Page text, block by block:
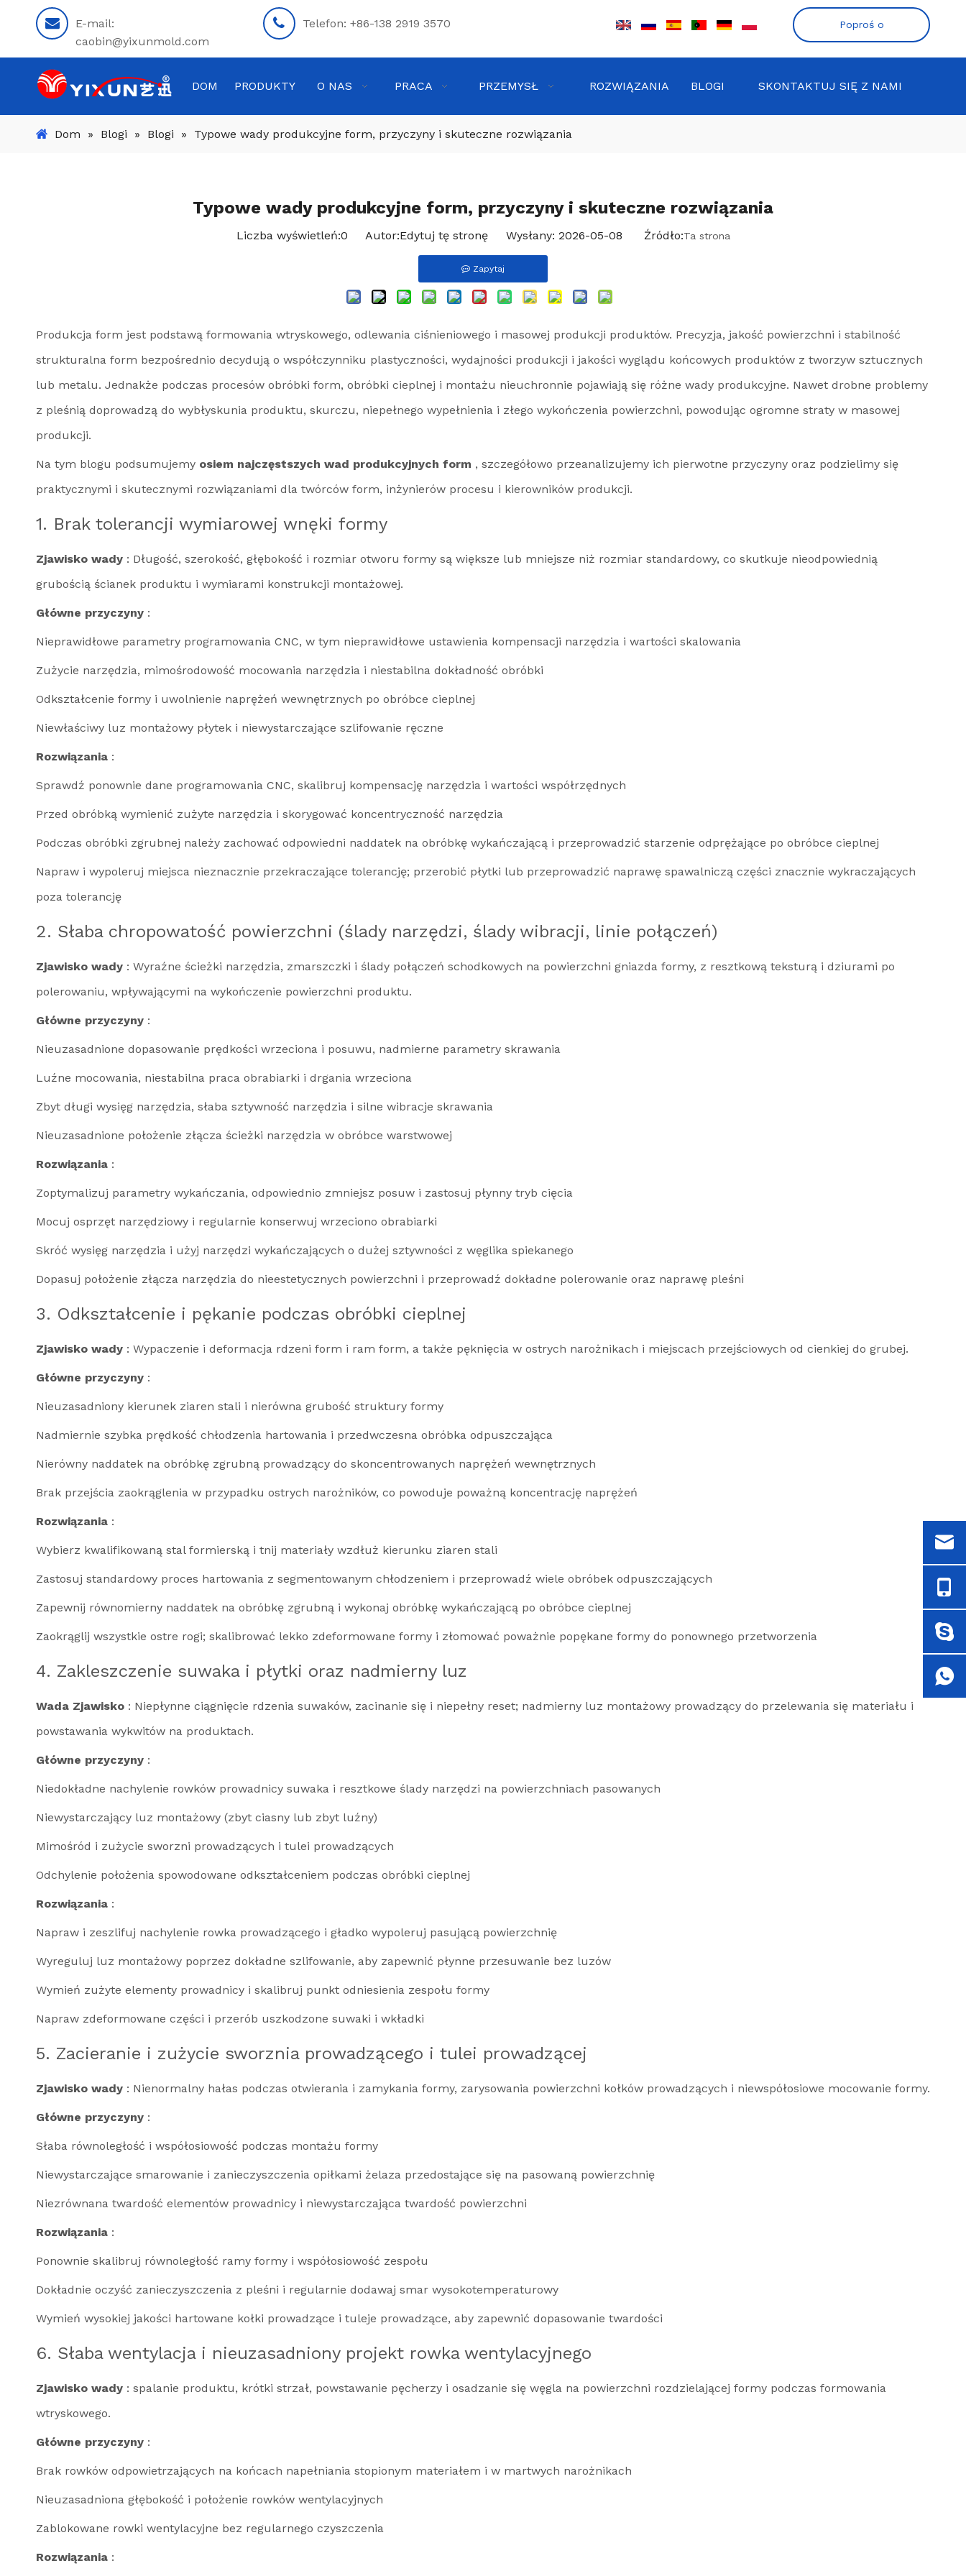
E-mail:
caobin@yixunmold.com
Telefon: +86-138 2919 3570 Poproś o
wycenę
DOM PRODUKTY O NAS PRACA PRZEMYSŁ ROZWIĄZANIA BLOGI SKONTAKTUJ SIĘ Z NAMI
Dom » Blogi » Blogi » Typowe wady produkcyjne form, przyczyny i skuteczne rozwiązania
Typowe wady produkcyjne form, przyczyny i skuteczne rozwiązania
Liczba wyświetleń:0 Autor:Edytuj tę stronę Wysłany: 2026-05-08 Źródło:Ta strona
Zapytaj
Produkcja form jest podstawą formowania wtryskowego, odlewania ciśnieniowego i masowej produkcji produktów. Precyzja, jakość powierzchni i stabilność
strukturalna form bezpośrednio decydują o współczynniku plastyczności, wydajności produkcji i jakości wyglądu końcowych produktów z tworzyw sztucznych
lub metalu. Jednakże podczas procesów obróbki form, obróbki cieplnej i montażu nieuchronnie pojawiają się różne wady produkcyjne. Nawet drobne problemy
z pleśnią doprowadzą do wybłyskunia produktu, skurczu, niepełnego wypełnienia i złego wykończenia powierzchni, powodując ogromne straty w masowej
produkcji.
Na tym blogu podsumujemy osiem najczęstszych wad produkcyjnych form , szczegółowo przeanalizujemy ich pierwotne przyczyny oraz podzielimy się
praktycznymi i skutecznymi rozwiązaniami dla twórców form, inżynierów procesu i kierowników produkcji.
1. Brak tolerancji wymiarowej wnęki formy
Zjawisko wady : Długość, szerokość, głębokość i rozmiar otworu formy są większe lub mniejsze niż rozmiar standardowy, co skutkuje nieodpowiednią
grubością ścianek produktu i wymiarami konstrukcji montażowej.
Główne przyczyny :
Nieprawidłowe parametry programowania CNC, w tym nieprawidłowe ustawienia kompensacji narzędzia i wartości skalowania
Zużycie narzędzia, mimośrodowość mocowania narzędzia i niestabilna dokładność obróbki
Odkształcenie formy i uwolnienie naprężeń wewnętrznych po obróbce cieplnej
Niewłaściwy luz montażowy płytek i niewystarczające szlifowanie ręczne
Rozwiązania :
Sprawdź ponownie dane programowania CNC, skalibruj kompensację narzędzia i wartości współrzędnych
Przed obróbką wymienić zużyte narzędzia i skorygować koncentryczność narzędzia
Podczas obróbki zgrubnej należy zachować odpowiedni naddatek na obróbkę wykańczającą i przeprowadzić starzenie odprężające po obróbce cieplnej
Napraw i wypoleruj miejsca nieznacznie przekraczające tolerancję; przerobić płytki lub przeprowadzić naprawę spawalniczą części znacznie wykraczających
poza tolerancję
2. Słaba chropowatość powierzchni (ślady narzędzi, ślady wibracji, linie połączeń)
Zjawisko wady : Wyraźne ścieżki narzędzia, zmarszczki i ślady połączeń schodkowych na powierzchni gniazda formy, z resztkową teksturą i dziurami po
polerowaniu, wpływającymi na wykończenie powierzchni produktu.
Główne przyczyny :
Nieuzasadnione dopasowanie prędkości wrzeciona i posuwu, nadmierne parametry skrawania
Luźne mocowania, niestabilna praca obrabiarki i drgania wrzeciona
Zbyt długi wysięg narzędzia, słaba sztywność narzędzia i silne wibracje skrawania
Nieuzasadnione położenie złącza ścieżki narzędzia w obróbce warstwowej
Rozwiązania :
Zoptymalizuj parametry wykańczania, odpowiednio zmniejsz posuw i zastosuj płynny tryb cięcia
Mocuj osprzęt narzędziowy i regularnie konserwuj wrzeciono obrabiarki
Skróć wysięg narzędzia i użyj narzędzi wykańczających o dużej sztywności z węglika spiekanego
Dopasuj położenie złącza narzędzia do nieestetycznych powierzchni i przeprowadź dokładne polerowanie oraz naprawę pleśni
3. Odkształcenie i pękanie podczas obróbki cieplnej
Zjawisko wady : Wypaczenie i deformacja rdzeni form i ram form, a także pęknięcia w ostrych narożnikach i miejscach przejściowych od cienkiej do grubej.
Główne przyczyny :
Nieuzasadniony kierunek ziaren stali i nierówna grubość struktury formy
Nadmiernie szybka prędkość chłodzenia hartowania i przedwczesna obróbka odpuszczająca
Nierówny naddatek na obróbkę zgrubną prowadzący do skoncentrowanych naprężeń wewnętrznych
Brak przejścia zaokrąglenia w przypadku ostrych narożników, co powoduje poważną koncentrację naprężeń
Rozwiązania :
Wybierz kwalifikowaną stal formierską i tnij materiały wzdłuż kierunku ziaren stali
Zastosuj standardowy proces hartowania z segmentowanym chłodzeniem i przeprowadź wiele obróbek odpuszczających
Zapewnij równomierny naddatek na obróbkę zgrubną i wykonaj obróbkę wykańczającą po obróbce cieplnej
Zaokrąglij wszystkie ostre rogi; skalibrować lekko zdeformowane formy i złomować poważnie popękane formy do ponownego przetworzenia
4. Zakleszczenie suwaka i płytki oraz nadmierny luz
Wada Zjawisko : Niepłynne ciągnięcie rdzenia suwaków, zacinanie się i niepełny reset; nadmierny luz montażowy prowadzący do przelewania się materiału i
powstawania wykwitów na produktach.
Główne przyczyny :
Niedokładne nachylenie rowków prowadnicy suwaka i resztkowe ślady narzędzi na powierzchniach pasowanych
Niewystarczający luz montażowy (zbyt ciasny lub zbyt luźny)
Mimośród i zużycie sworzni prowadzących i tulei prowadzących
Odchylenie położenia spowodowane odkształceniem podczas obróbki cieplnej
Rozwiązania :
Napraw i zeszlifuj nachylenie rowka prowadzącego i gładko wypoleruj pasującą powierzchnię
Wyreguluj luz montażowy poprzez dokładne szlifowanie, aby zapewnić płynne przesuwanie bez luzów
Wymień zużyte elementy prowadnicy i skalibruj punkt odniesienia zespołu formy
Napraw zdeformowane części i przerób uszkodzone suwaki i wkładki
5. Zacieranie i zużycie sworznia prowadzącego i tulei prowadzącej
Zjawisko wady : Nienormalny hałas podczas otwierania i zamykania formy, zarysowania powierzchni kołków prowadzących i niewspółosiowe mocowanie formy.
Główne przyczyny :
Słaba równoległość i współosiowość podczas montażu formy
Niewystarczające smarowanie i zanieczyszczenia opiłkami żelaza przedostające się na pasowaną powierzchnię
Niezrównana twardość elementów prowadnicy i niewystarczająca twardość powierzchni
Rozwiązania :
Ponownie skalibruj równoległość ramy formy i współosiowość zespołu
Dokładnie oczyść zanieczyszczenia z pleśni i regularnie dodawaj smar wysokotemperaturowy
Wymień wysokiej jakości hartowane kołki prowadzące i tuleje prowadzące, aby zapewnić dopasowanie twardości
6. Słaba wentylacja i nieuzasadniony projekt rowka wentylacyjnego
Zjawisko wady : spalanie produktu, krótki strzał, powstawanie pęcherzy i osadzanie się węgla na powierzchni rozdzielającej formy podczas formowania
wtryskowego.
Główne przyczyny :
Brak rowków odpowietrzających na końcach napełniania stopionym materiałem i w martwych narożnikach
Nieuzasadniona głębokość i położenie rowków wentylacyjnych
Zablokowane rowki wentylacyjne bez regularnego czyszczenia
Rozwiązania :